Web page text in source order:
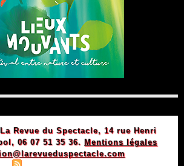
Revue du Spectacle, 14 rue Henri
06 07 51 35 36. Mentions légales